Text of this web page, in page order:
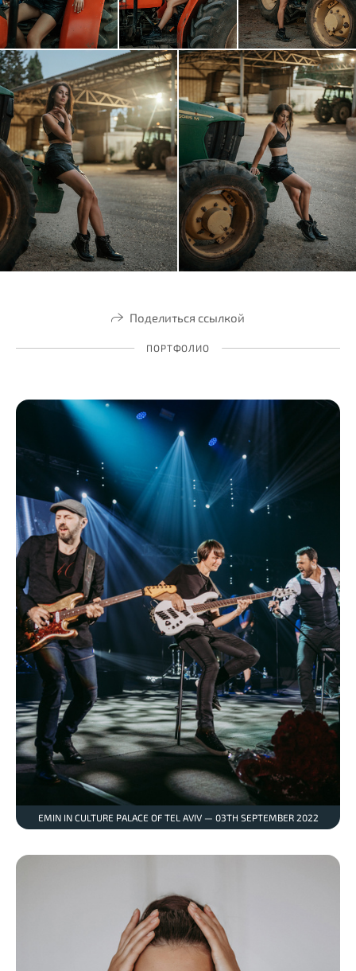
Поделиться ссылкой
ПОРТФОЛИО
EMIN IN CULTURE PALACE OF TEL AVIV — 03TH SEPTEMBER 2022